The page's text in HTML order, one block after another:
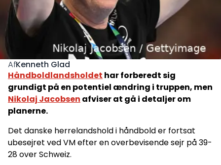
AfKenneth Glad
Håndboldlandsholdet har forberedt sig
grundigt på en potentiel ændring i truppen, men
Nikolaj Jacobsen afviser at gå i detaljer om
planerne.
Det danske herrelandshold i håndbold er fortsat
ubesejret ved VM efter en overbevisende sejr på 39-
28 over Schweiz.